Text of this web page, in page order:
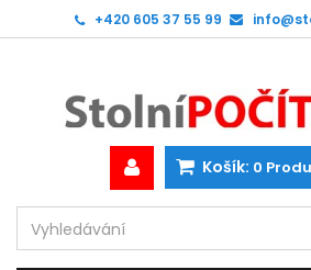
+420 605 37 55 99
Košík: 0